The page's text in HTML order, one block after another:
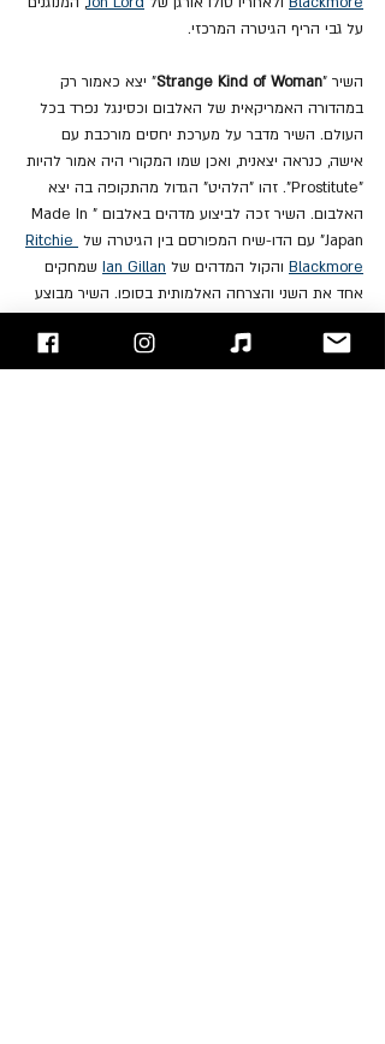
על גבי הריף הגיטרה המרכזי.
השיר "Strange Kind of Woman" יצא כאמור רק
במהדורה האמריקאית של האלבום וכסינגל נפרד בכל
העולם. השיר מדבר על מערכת יחסים מורכבת עם
אישה, כנראה יצאנית, ואכן שמו המקורי היה אמור להיות
"Prostitute". זהו "הלהיט" הגדול מהתקופה בה יצא
האלבום. השיר זכה לביצוע מדהים באלבום "Made In
Japan" עם הדו-שיח המפורסם בין הגיטרה של
Ritchie
Blackmore והקול המדהים של Ian Gillan שמחקים
אחד את השני והצרחה האלמותית בסופו. השיר מבוצע
מהשירים המזוהים איתה ביותר.
https://youtu.be/01-2-7_IRFA